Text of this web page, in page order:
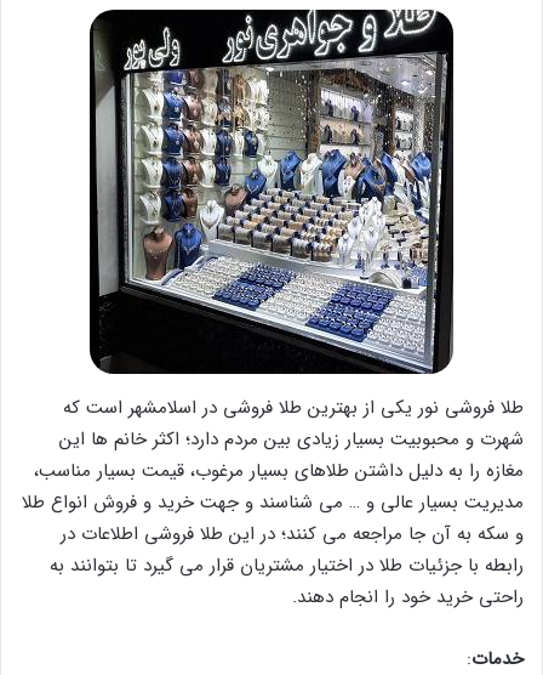
طلا فروشی نور یکی از بهترین طلا فروشی در اسلامشهر است که
شهرت و محبوبیت بسیار زیادی بین مردم دارد؛ اکثر خانم ها این
مغازه را به دلیل داشتن طلاهای بسیار مرغوب، قیمت بسیار مناسب،
مدیریت بسیار عالی و … می شناسند و جهت خرید و فروش انواع طلا
و سکه به آن جا مراجعه می کنند؛ در این طلا فروشی اطلاعات در
رابطه با جزئیات طلا در اختیار مشتریان قرار می گیرد تا بتوانند به
راحتی خرید خود را انجام دهند.
خدمات: